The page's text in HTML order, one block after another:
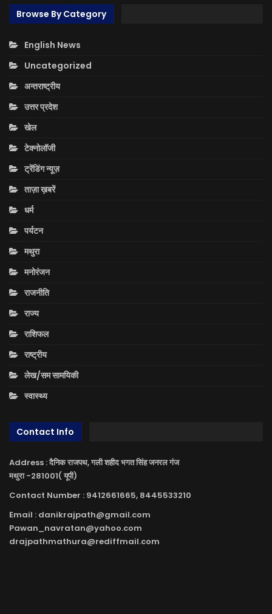
Browse By Category
English News
Uncategorized
अन्तराष्ट्रीय
उत्तर प्रदेश
खेल
टेक्नोलॉजी
ट्रेंडिंग न्यूज़
ताज़ा ख़बरें
धर्म
पर्यटन
मथुरा
मनोरंजन
राजनीति
राज्य
राशिफल
राष्ट्रीय
लेख/सम सामयिकी
स्वास्थ्य
Contact Info
Address : दैनिक राजपथ, गली शहीद भगत सिंह जनरल गंज
मथुरा -281001( यूपी)
Contact Number : 9412661665, 8445533210
Email : danikrajpath@gmail.com
Pawan_navratan@yahoo.com
drajpathmathura@rediffmail.com